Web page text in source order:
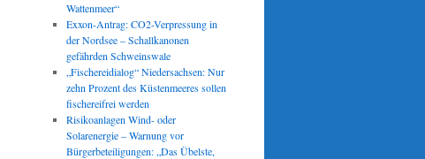
Wattenmeer“
Exxon-Antrag: CO2-Verpressung in
der Nordsee – Schallkanonen
gefährden Schweinswale
„Fischereidialog“ Niedersachsen: Nur
zehn Prozent des Küstenmeeres sollen
fischereifrei werden
Risikoanlagen Wind- oder
Solarenergie – Warnung vor
Bürgerbeteiligungen: „Das Übelste,